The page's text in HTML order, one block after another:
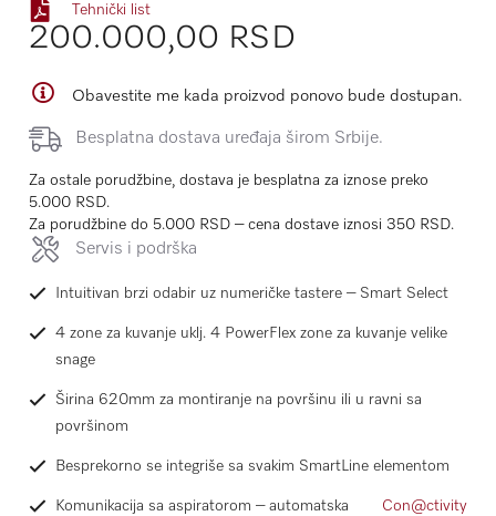
Tehnički list
200.000,00 RSD
Obavestite me kada proizvod ponovo bude dostupan.
Besplatna dostava uređaja širom Srbije.
Za ostale porudžbine, dostava je besplatna za iznose preko
5.000 RSD.
Za porudžbine do 5.000 RSD – cena dostave iznosi 350 RSD.
Servis i podrška
Intuitivan brzi odabir uz numeričke tastere – Smart Select
4 zone za kuvanje uklj. 4 PowerFlex zone za kuvanje velike
snage
Širina 620mm za montiranje na površinu ili u ravni sa
površinom
Besprekorno se integriše sa svakim SmartLine elementom
Komunikacija sa aspiratorom – automatska
Con@ctivity